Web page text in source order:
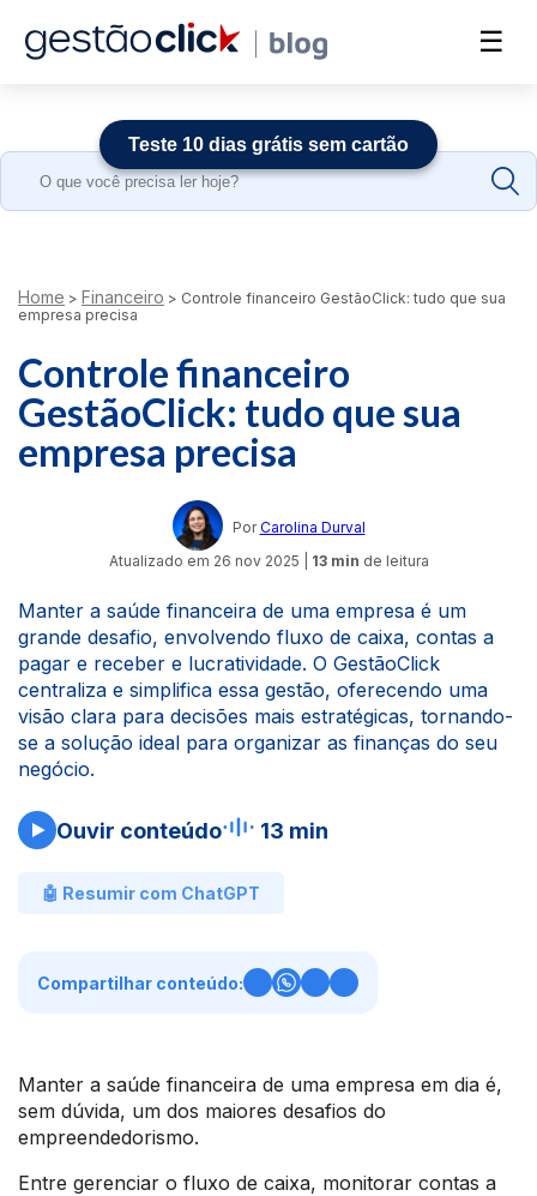
☰
Search
Home > Financeiro > Controle financeiro GestãoClick: tudo que sua
empresa precisa
Controle financeiro
GestãoClick: tudo que sua
empresa precisa
Por Carolina Durval
Atualizado em 26 nov 2025 13 min de leitura
Manter a saúde financeira de uma empresa é um
grande desafio, envolvendo fluxo de caixa, contas a
pagar e receber e lucratividade. O GestãoClick
centraliza e simplifica essa gestão, oferecendo uma
visão clara para decisões mais estratégicas, tornando-
se a solução ideal para organizar as finanças do seu
negócio.
Ouvir conteúdo 13 min
🤖 Resumir com ChatGPT
Compartilhar conteúdo:
Manter a saúde financeira de uma empresa em dia é,
sem dúvida, um dos maiores desafios do
empreendedorismo.
Entre gerenciar o fluxo de caixa, monitorar contas a
Teste 10 dias grátis sem cartão